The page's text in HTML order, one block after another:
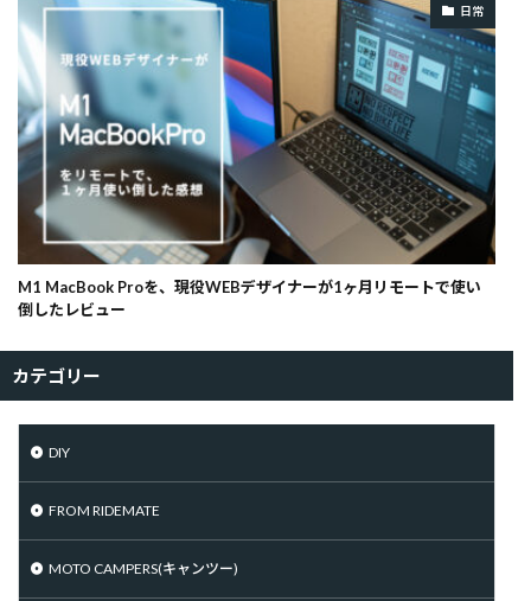
日常
M1 MacBook Proを、現役WEBデザイナーが1ヶ月リモートで使い
倒したレビュー
カテゴリー
DIY
FROM RIDEMATE
MOTO CAMPERS(キャンツー)